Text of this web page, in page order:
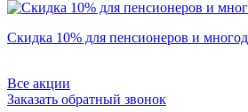
Скидка 10% для пенсионеров и
Все акции
Заказать обратный звонок